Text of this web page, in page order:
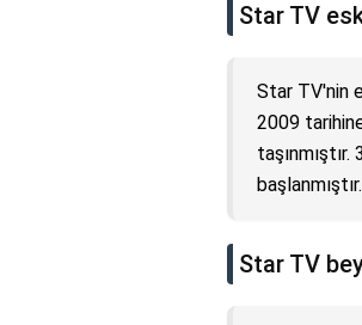
Star TV
Star TV'nin
2009
başlanmıştır.
Star TV